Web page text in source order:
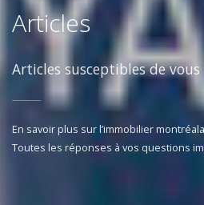
Articles
Articles susceptibles de
En savoir plus sur l’immobilier
Toutes les réponses à vos questions